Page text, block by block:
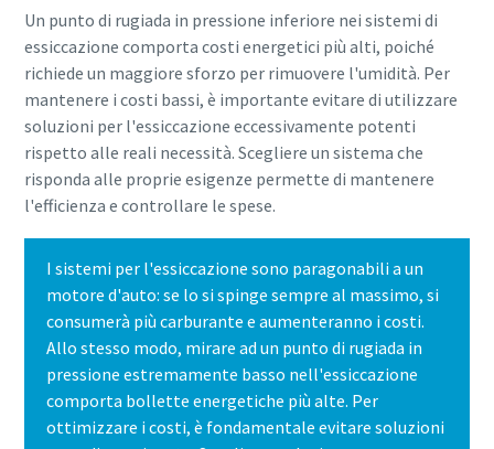
Un punto di rugiada in pressione inferiore nei sistemi di
essiccazione comporta costi energetici più alti, poiché
richiede un maggiore sforzo per rimuovere l'umidità. Per
mantenere i costi bassi, è importante evitare di utilizzare
soluzioni per l'essiccazione eccessivamente potenti
rispetto alle reali necessità. Scegliere un sistema che
risponda alle proprie esigenze permette di mantenere
l'efficienza e controllare le spese.
I sistemi per l'essiccazione sono paragonabili a un
motore d'auto: se lo si spinge sempre al massimo, si
consumerà più carburante e aumenteranno i costi.
Allo stesso modo, mirare ad un punto di rugiada in
pressione estremamente basso nell'essiccazione
comporta bollette energetiche più alte. Per
ottimizzare i costi, è fondamentale evitare soluzioni